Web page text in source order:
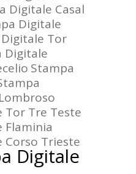
Digitale Casal
Digitale
Tor
Digitale
Stampa
Tor Tre Teste
Flaminia
Corso Trieste
Digitale